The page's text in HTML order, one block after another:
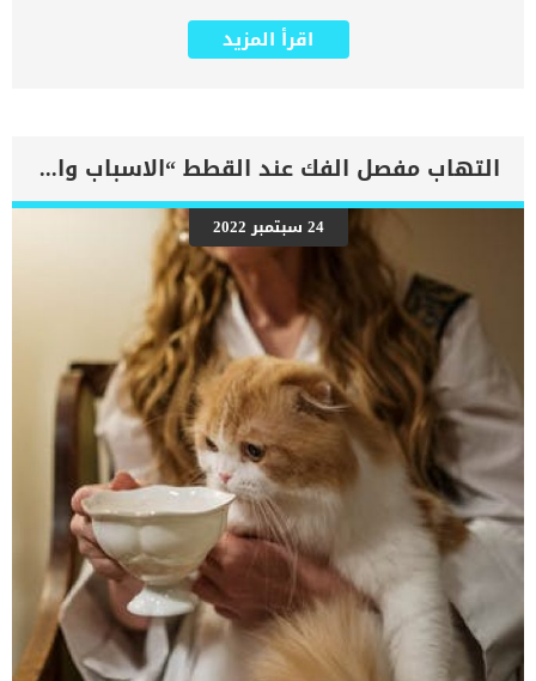
تعرف جيدا انها مجرد خطوة ضمن خطوات علاج اصابة اخرى وهى فى حد
ذاتها لا تعتبر علاجا. اقرأ ايضا: ماهو تورم الحنجرة عند الكلاب ؟ كما تهدف
الكلب الطريقة الأكثر شيوعا فى أخذ عينة من الرئة عند الكلاب هى
استخدام إبرة مخصصة لقطع جزء معين من نسيج الرئة او اى عضو اخر.رغم
ان اخذ العينة لا يعتبر عملية جراحية كبيرة الا أنه يتطلب وضع الكلب تحت
التخدير العام.بناء على حتمية وضع الكلب تحت التخدير الكلى سيقوم
الطبيب البيطرى اولا بعمل تحاليل البول والدم لاكتشاف قدرة الكلب على
تحمل التخدير الكلى.يقوم الطبيب بتنظيف وتعقيم الجزء المحدد ادخال
الابرة واخذ العينة.من خلال التصوير بالموجات او استخدام المنظار
الاستكشافى المزود بكاميرا يتمكن الطبيب من اخذ النسيج المحدد من
الرئة […]
اقرأ المزيد
التهاب مفصل الفك عند القطط “الاسباب والعلاج”
24 سبتمبر 2022